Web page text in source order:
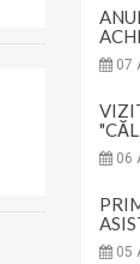
07
06
05